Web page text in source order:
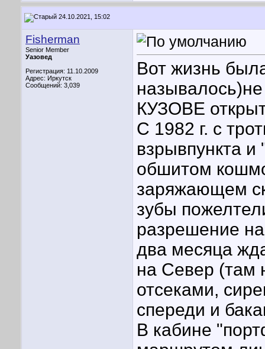
24.10.2021, 15:02
Fisherman
Senior Member
Уазовед
Регистрация: 11.10.2009
Адрес: Иркутск
Сообщений: 3,039
Вот жизнь
КУЗОВЕ
С 1982 г. с
взрывпункта
обшитом
заряжающем
зубы
разрешение
два месяца
на Север (там
отсеками,
спереди и
В кабине